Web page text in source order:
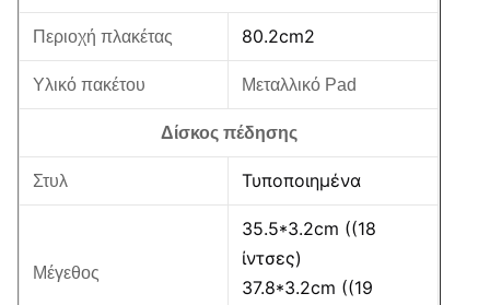
Περιοχή πλακέτας 80.2cm2
Υλικό πακέτου Μεταλλικό Pad
Δίσκος πέδησης
Στυλ Τυποποιημένα
Μέγεθος
35.5*3.2cm ((18
ίντσες)
37.8*3.2cm ((19